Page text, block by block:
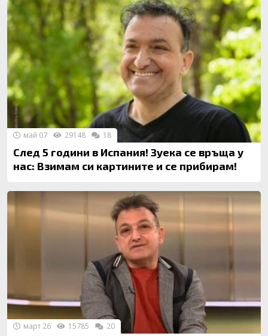
След 5 години в Испания! Зуека се връща у
нас: Взимам си картините и се прибирам!
май 07 29148 18
март 26 15785 20